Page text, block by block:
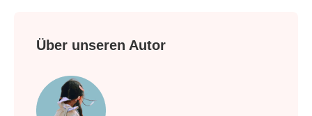
Über unseren Autor